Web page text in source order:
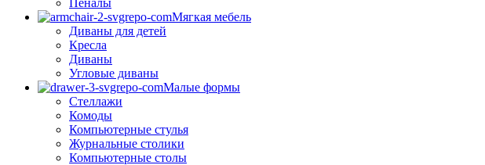
Пеналы
Мягкая мебель
Диваны для детей
Кресла
Диваны
Угловые диваны
Малые формы
Стеллажи
Комоды
Компьютерные стулья
Журнальные столики
Компьютерные столы